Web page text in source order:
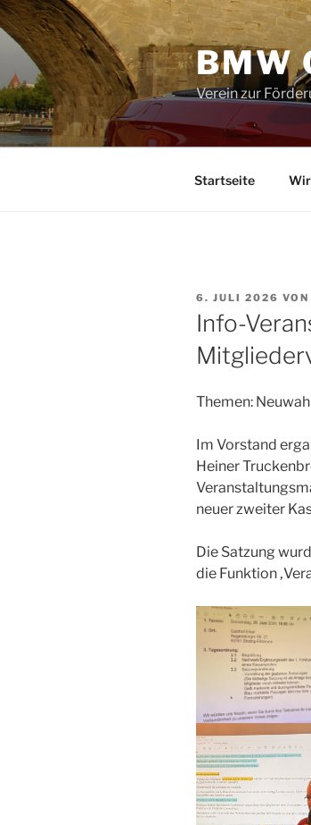
Zum
Inhalt
springen
BMW
Verein zur
Startseite
VERÖFFENTLICHT
AM
6. JULI 2026 VON
Info-
Themen:
Im Vorstand
Heiner
neuer zweiter
Die Satzung
die Funktion